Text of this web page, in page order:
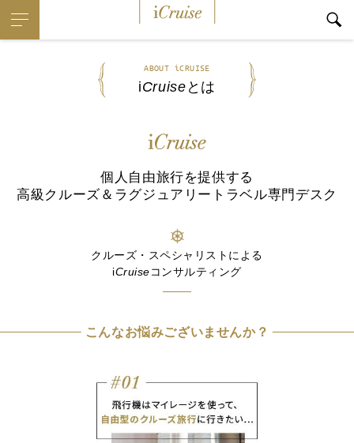
ABOUT iCRUISE
iCruise とは
個人自由旅行を提供する
高級クルーズ＆ラグジュアリートラベル専門デスク
クルーズ・スペシャリストによる
iCruiseコンサルティング
こんなお悩みございませんか？